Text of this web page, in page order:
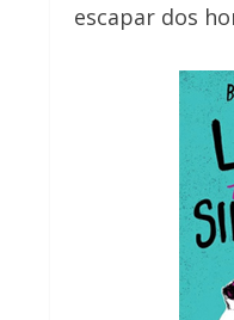
escapar dos